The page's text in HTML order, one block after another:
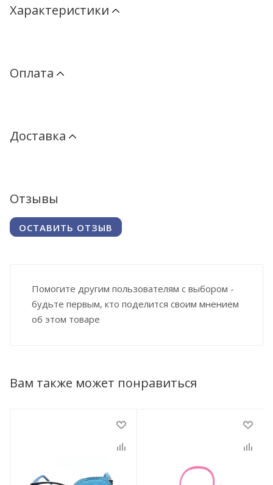
Характеристики
Оплата
Доставка
Отзывы
ОСТАВИТЬ ОТЗЫВ
Помогите другим пользователям с выбором -
будьте первым, кто поделится своим мнением
об этом товаре
Вам также может понравиться